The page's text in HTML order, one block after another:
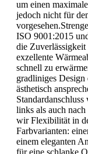
um einen
jedoch nicht für
ISO 9001:2015
die
exzellente
schnell zu
gradliniges Design
ästhetisch
links als auch
wir Flexibilität in
Farbvarianten:
einem eleganten
für eine schlanke